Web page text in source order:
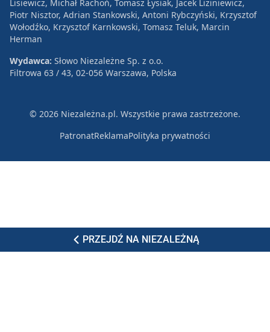
PRZEJDŹ NA NIEZALEŻNĄ
Lisiewicz, Michał Rachoń, Tomasz Łysiak, Jacek Liziniewicz,
Piotr Nisztor, Adrian Stankowski, Antoni Rybczyński, Krzysztof
Wołodźko, Krzysztof Karnkowski, Tomasz Teluk, Marcin
Herman
Wydawca: Słowo Niezależne Sp. z o.o.
Filtrowa 63 / 43, 02-056 Warszawa, Polska
© 2026 Niezależna.pl. Wszystkie prawa zastrzeżone.
PatronatReklamaPolityka prywatności